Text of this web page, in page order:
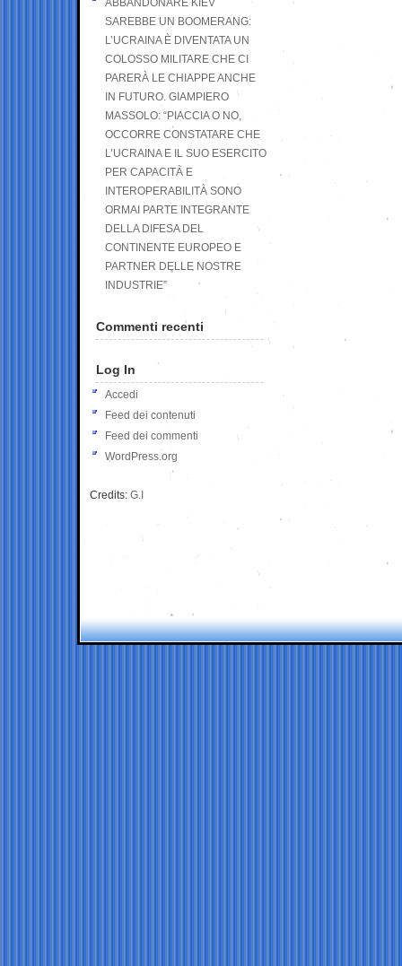
ABBANDONARE KIEV
SAREBBE UN BOOMERANG:
L’UCRAINA È DIVENTATA UN
COLOSSO MILITARE CHE CI
PARERÀ LE CHIAPPE ANCHE
IN FUTURO. GIAMPIERO
MASSOLO: “PIACCIA O NO,
OCCORRE CONSTATARE CHE
L’UCRAINA E IL SUO ESERCITO
PER CAPACITÀ E
INTEROPERABILITÀ SONO
ORMAI PARTE INTEGRANTE
DELLA DIFESA DEL
CONTINENTE EUROPEO E
PARTNER DELLE NOSTRE
INDUSTRIE”
Commenti recenti
Log In
Accedi
Feed dei contenuti
Feed dei commenti
WordPress.org
Credits: G.I